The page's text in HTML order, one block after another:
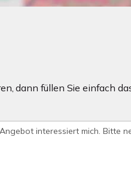
dann füllen Sie einfach